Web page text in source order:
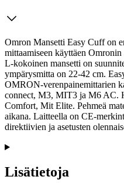
Omron Mansetti Easy Cuff on
mittaamiseen käyttäen
L-kokoinen mansetti on
ympärysmitta on 22-42 cm.
OMRON-verenpainemittarien
connect, M3, MIT3 ja M6 AC.
Comfort, Mit Elite. Pehmeä
aikana. Laitteella on CE-
direktiivien ja asetusten
Lisätietoja